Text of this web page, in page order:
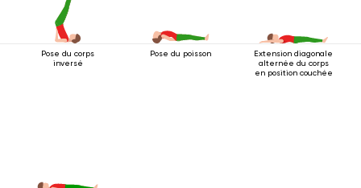
Pose du corps
inversé
Pose du poisson
Extension diagonale
alternée du corps
en position couchée